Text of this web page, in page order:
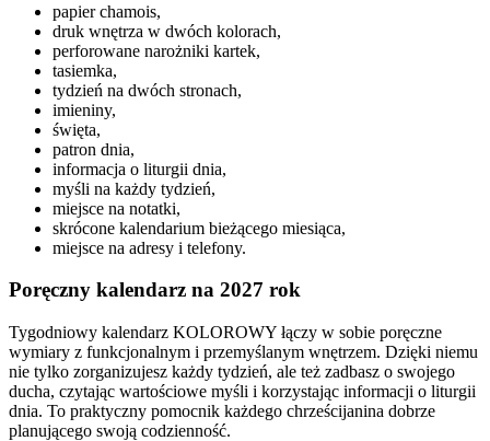
papier chamois,
druk wnętrza w dwóch kolorach,
perforowane narożniki kartek,
tasiemka,
tydzień na dwóch stronach,
imieniny,
święta,
patron dnia,
informacja o liturgii dnia,
myśli na każdy tydzień,
miejsce na notatki,
skrócone kalendarium bieżącego miesiąca,
miejsce na adresy i telefony.
Poręczny kalendarz na 2027 rok
Tygodniowy kalendarz KOLOROWY łączy w sobie poręczne
wymiary z funkcjonalnym i przemyślanym wnętrzem. Dzięki niemu
nie tylko zorganizujesz każdy tydzień, ale też zadbasz o swojego
ducha, czytając wartościowe myśli i korzystając informacji o liturgii
dnia. To praktyczny pomocnik każdego chrześcijanina dobrze
planującego swoją codzienność.